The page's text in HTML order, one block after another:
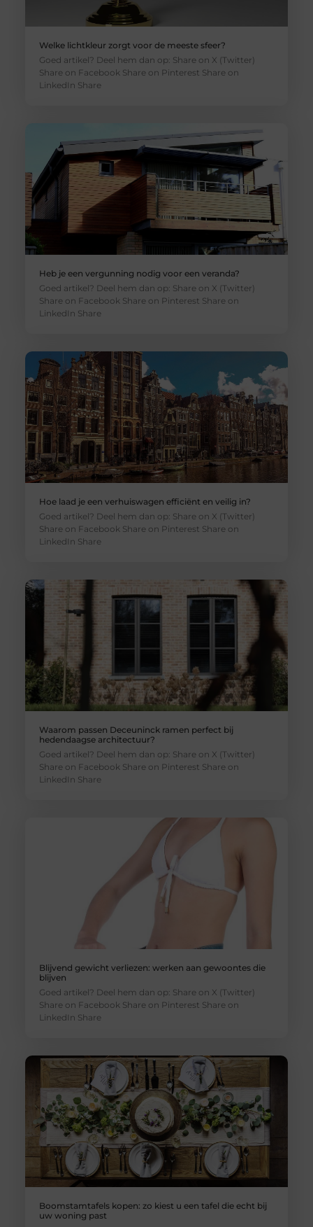
Welke lichtkleur zorgt voor de meeste sfeer?
Goed artikel? Deel hem dan op: Share on X (Twitter)
Share on Facebook Share on Pinterest Share on
LinkedIn Share
Heb je een vergunning nodig voor een veranda?
Goed artikel? Deel hem dan op: Share on X (Twitter)
Share on Facebook Share on Pinterest Share on
LinkedIn Share
Hoe laad je een verhuiswagen efficiënt en veilig in?
Goed artikel? Deel hem dan op: Share on X (Twitter)
Share on Facebook Share on Pinterest Share on
LinkedIn Share
Waarom passen Deceuninck ramen perfect bij
hedendaagse architectuur?
Goed artikel? Deel hem dan op: Share on X (Twitter)
Share on Facebook Share on Pinterest Share on
LinkedIn Share
Blijvend gewicht verliezen: werken aan gewoontes die
blijven
Goed artikel? Deel hem dan op: Share on X (Twitter)
Share on Facebook Share on Pinterest Share on
LinkedIn Share
Boomstamtafels kopen: zo kiest u een tafel die echt bij
uw woning past